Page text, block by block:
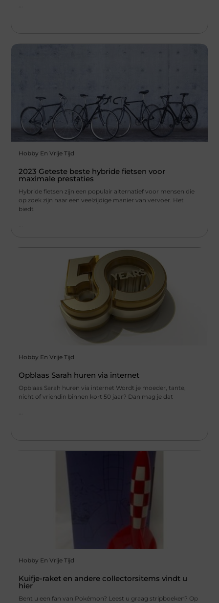
...
Hobby En Vrije Tijd
2023 Geteste beste hybride fietsen voor
maximale prestaties
Hybride fietsen zijn een populair alternatief voor mensen die
op zoek zijn naar een veelzijdige manier van vervoer. Het
biedt
Hobby En Vrije Tijd
Opblaas Sarah huren via internet
Opblaas Sarah huren via internet Wordt je moeder, tante,
nicht of vriendin binnen kort 50 jaar? Dan mag je dat
...
Hobby En Vrije Tijd
Kuifje-raket en andere collectorsitems vindt u
hier
Bent u een fan van Pokémon? Leest u graag stripboeken? Op